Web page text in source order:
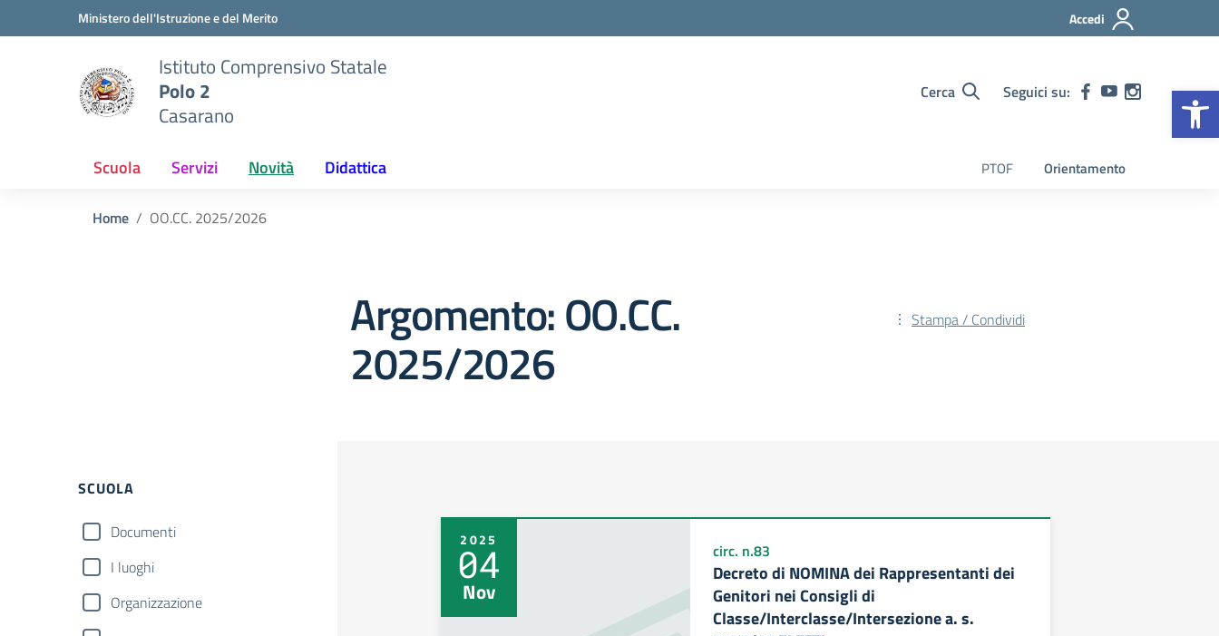
Vai ai contenuti
Vai al menu di navigazioneMinistero dell'Istruzione e del Merito Accedi
Istituto Comprensivo Statale
Polo 2
Casarano
Cerca Seguici su:
Scuola Servizi Novità Didattica PTOF Orientamento
Home OO.CC. 2025/2026
Argomento: OO.CC.
2025/2026
Stampa / Condividi
SCUOLA
Documenti
I luoghi
Organizzazione
2025
04
Nov
circ. n.83
Decreto di NOMINA dei Rappresentanti dei
Genitori nei Consigli di
Classe/Interclasse/Intersezione a. s.